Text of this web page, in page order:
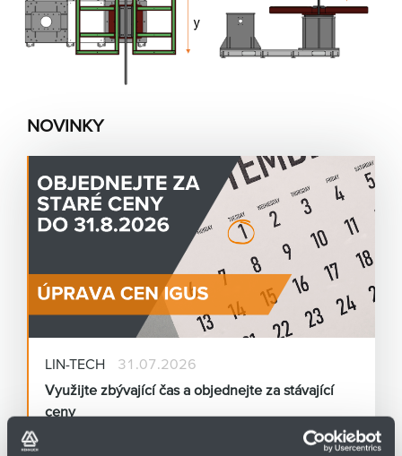
NOVINKY
LIN-TECH
31.07.2026
Využijte zbývající čas a objednejte za stávající
ceny